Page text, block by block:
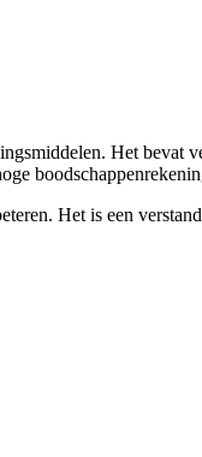
Het bevat
Het is een